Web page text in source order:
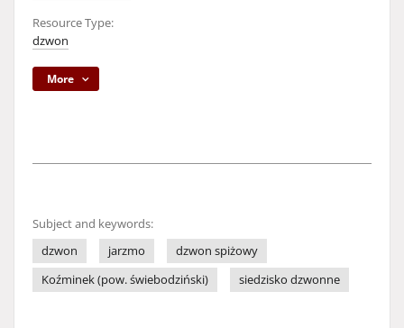
Resource Type:
dzwon
More
Subject and keywords:
dzwon
jarzmo
dzwon spiżowy
Koźminek (pow. świebodziński)
siedzisko dzwonne